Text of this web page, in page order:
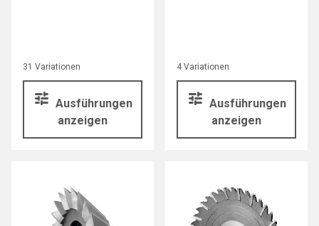
31 Variationen
Ausführungen
anzeigen
4 Variationen
Ausführungen
anzeigen